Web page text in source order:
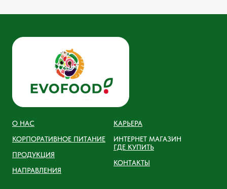
О НАС
КОРПОРАТИВНОЕ ПИТАНИЕ
ПРОДУКЦИЯ
НАПРАВЛЕНИЯ
КАРЬЕРА
ИНТЕРНЕТ МАГАЗИН
ГДЕ КУПИТЬ
КОНТАКТЫ